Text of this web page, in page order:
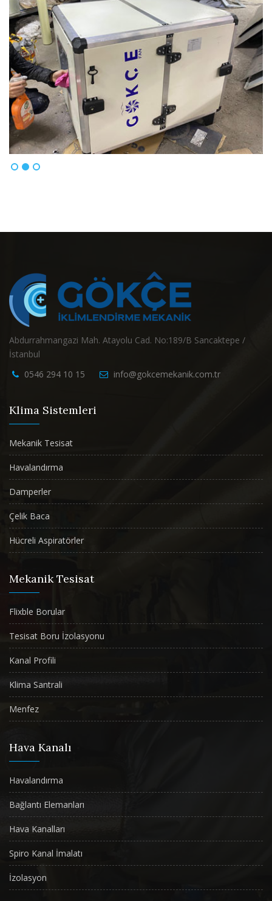
Abdurrahmangazi Mah. Atayolu Cad. No:189/B Sancaktepe /
İstanbul
0546 294 10 15
info@gokcemekanik.com.tr
Klima Sistemleri
Mekanik Tesisat
Havalandırma
Damperler
Çelik Baca
Hücreli Aspiratörler
Mekanik Tesisat
Flixble Borular
Tesisat Boru İzolasyonu
Kanal Profili
Klima Santrali
Menfez
Hava Kanalı
Havalandırma
Bağlantı Elemanları
Hava Kanalları
Spiro Kanal İmalatı
İzolasyon